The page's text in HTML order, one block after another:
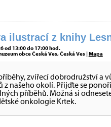
ilustrací z knihy
od 13:00 do 17:00 hod.
obce Česká Ves, Česká Ves |Mapa
zvířecí dobrodružství a
z našeho okolí. Přijďte se
příběhů. Možná si
onkologie Krtek.